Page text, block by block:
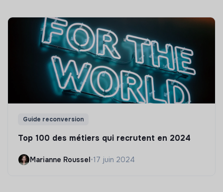
Guide reconversion
Top 100 des métiers qui recrutent en 2024
Marianne Roussel•17 juin 2024